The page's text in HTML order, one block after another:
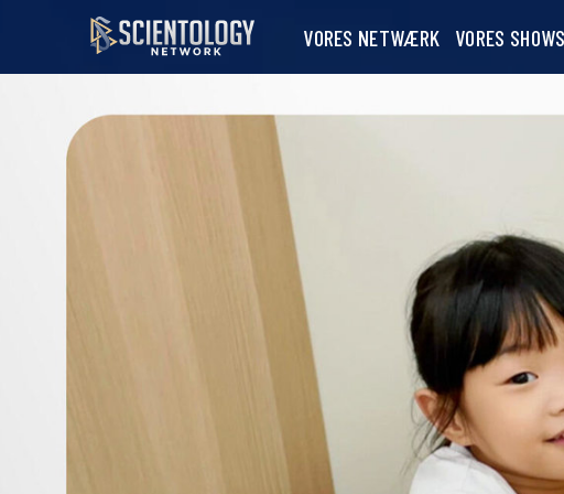
VORES NETWÆRK VORES SHOWS